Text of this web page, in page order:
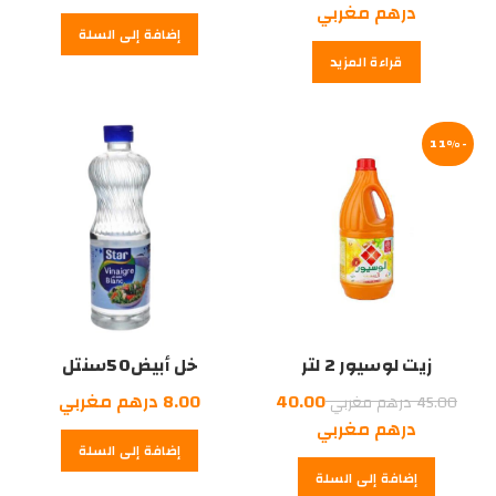
الأصلي
هو:
درهم مغربي
الحالي
قراءة المزيد
إضافة إلى السلة
-11%
زيت لوسيور 2 لتر
45.00درهم مغربيالسعر
الأصلي
هو:
45.00
40.00
درهم مغربي
الحالي
هو:إضافة إلى السلة
خل أبيض50سنتل
8.00 درهم مغربي
إضافة إلى السلة